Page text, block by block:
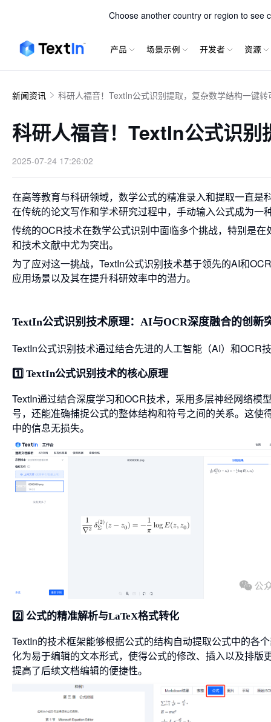
Choose another country or region to see
TextIn xParse
产品 场景示例 开发者 资源
新闻资讯 科研人福音！TextIn公式识别提取，复杂数学结构一键转
科研人福音！TextIn公式识
2025-07-24 17:26:02
在高等教育与科研领域，数学公式的精准录入和提取一直
在传统的论文写作和学术研究过程中，手动输入公式成为一
传统的OCR技术在数学公式识别中面临多个挑战，特别是
和技术文献中尤为突出。
为了应对这一挑战， TextIn公式识别技术基于领先的AI和
应用场景以及其在提升科研效率中的潜力。
TextIn公式识别技术原理：AI与OCR深度融合的创新
TextIn公式识别技术通过结合先进的人工智能（AI）和
1️⃣ TextIn公式识别技术的核心原理
TextIn通过结合深度学习和OCR技术，采用多层神经网络模
号，还能准确捕捉公式的整体结构和符号之间的关系。这
中的信息无损失。
2️⃣ 公式的精准解析与LaTeX格式转化
TextIn的技术框架能够根据公式的结构自动提取公式中的各
化为易于编辑的文本形式，使得公式的修改、插入以及排
提高了后续文档编辑的便捷性。